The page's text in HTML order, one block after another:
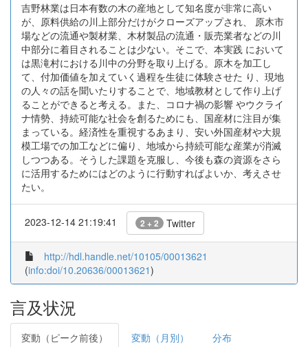
吉野林業は日本有数の木の産地として知名度が非常に高い
が、原料供給の川上部分だけがクローズアップされ、 原木市
場などの流通や製材業、木材製品の流通・販売業者などの川
中部分に着目されることは少ない。そこで、本実践 において
は黒滝村における川中の分野を取り上げる。原木を加工し
て、付加価値を加えていく過程を生徒に体験させた り、現地
の人々の話を聞いたりすることで、地域教材として作り上げ
ることができると考える。また、コロナ禍の影響 やウクライ
ナ情勢、持続可能な社会を創るためにも、国産材に注目が集
まっている。経済性を重視するあまり、安い外国産材や大規
模工場での加工などに偏り、地域から持続可能な産業が消滅
しつつある。そうした課題を克服し、今後も森の資源をさら
に活用するためにはどのように行動すればよいか、考えさせ
たい。
2023-12-14 21:19:41 2 + 2 Twitter
http://hdl.handle.net/10105/00013621
(info:doi/10.20636/00013621)
言及状況
変動（ピーク前後） 変動（月別） 分布